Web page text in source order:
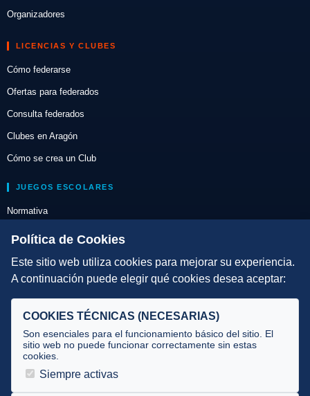
Organizadores
LICENCIAS Y CLUBES
Cómo federarse
Ofertas para federados
Consulta federados
Clubes en Aragón
Cómo se crea un Club
JUEGOS ESCOLARES
Normativa
Escuelas de Triatlón
DIRECCIÓN TÉCNICA
Selecciones
Tecnificación
JUECES Y OFICIALES
Política de Cookies
Este sitio web utiliza cookies para mejorar su experiencia.
A continuación puede elegir qué cookies desea aceptar:
COOKIES TÉCNICAS (NECESARIAS)
Son esenciales para el funcionamiento básico del sitio. El
sitio web no puede funcionar correctamente sin estas
cookies.
Siempre activas